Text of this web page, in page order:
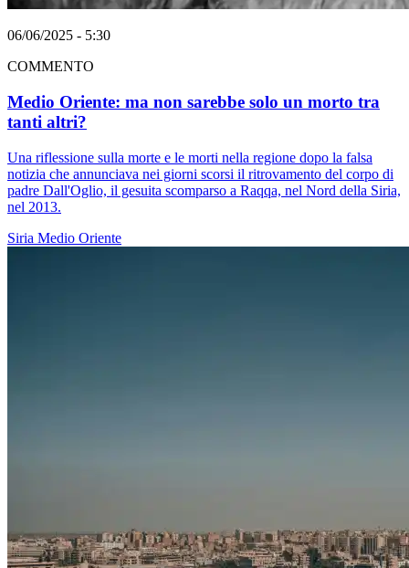
06/06/2025 - 5:30
COMMENTO
Medio Oriente: ma non sarebbe solo un morto tra
tanti altri?
Una riflessione sulla morte e le morti nella regione dopo la falsa
notizia che annunciava nei giorni scorsi il ritrovamento del corpo di
padre Dall'Oglio, il gesuita scomparso a Raqqa, nel Nord della Siria,
nel 2013.
Siria Medio Oriente